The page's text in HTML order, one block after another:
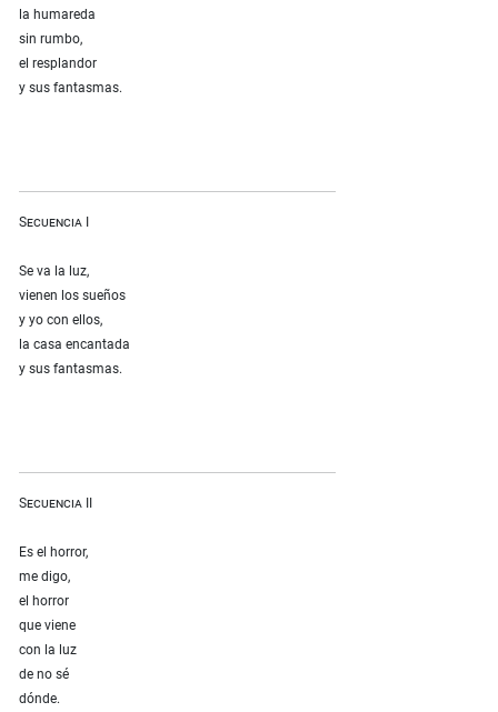
la humareda
sin rumbo,
el resplandor
y sus fantasmas.
Secuencia I
Se va la luz,
vienen los sueños
y yo con ellos,
la casa encantada
y sus fantasmas.
Secuencia II
Es el horror,
me digo,
el horror
que viene
con la luz
de no sé
dónde.